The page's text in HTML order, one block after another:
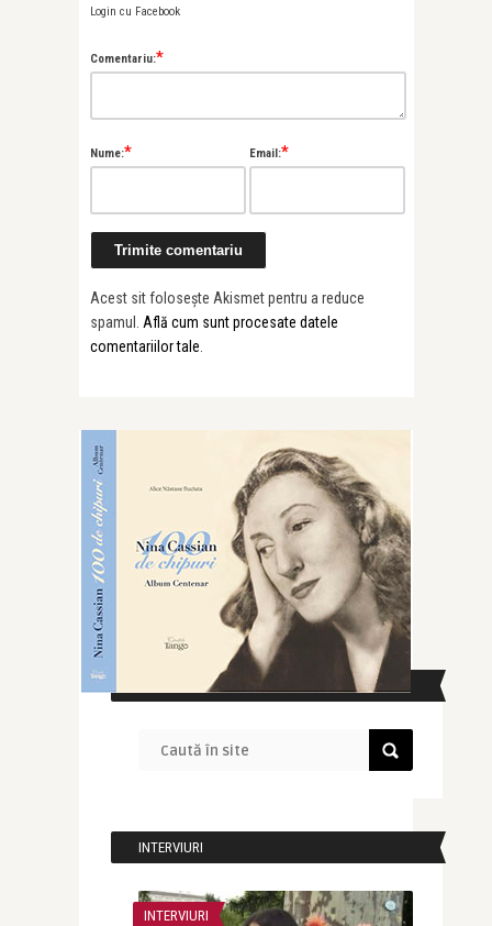
Login cu Facebook
Comentariu:*
Nume:* Email:*
Acest sit folosește Akismet pentru a reduce
spamul. Află cum sunt procesate datele
comentariilor tale
CAUTĂ ÎN SITE
INTERVIURI
INTERVIURI